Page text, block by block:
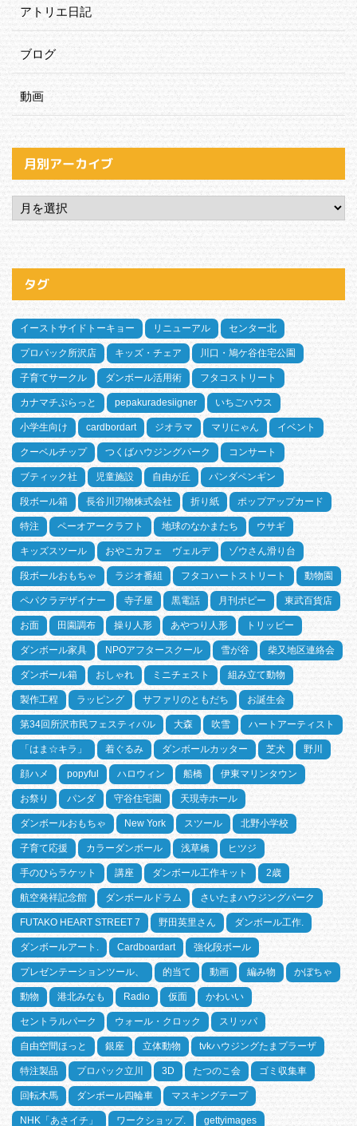
アトリエ日記
ブログ
動画
月別アーカイブ
タグ
イーストサイドトーキョー リニューアル センター北
プロパック所沢店 キッズ・チェア 川口・鳩ケ谷住宅公園
子育てサークル ダンボール活用術 フタコストリート
カナマチぷらっと pepakuradesiigner いちごハウス
小学生向け cardbordart ジオラマ マリにゃん イベント
クーベルチップ つくばハウジングパーク コンサート
ブティック社 児童施設 自由が丘 パンダペンギン
段ボール箱 長谷川刃物株式会社 折り紙 ポップアップカード
特注 ペーオアークラフト 地球のなかまたち ウサギ
キッズスツール おやこカフェ ヴェルデ ゾウさん滑り台
段ボールおもちゃ ラジオ番組 フタコハートストリート 動物園
ペパクラデザイナー 寺子屋 黒電話 月刊ポピー 東武百貨店
お面 田園調布 操り人形 あやつり人形 トリッピー
ダンボール家具 NPOアフタースクール 雪が谷 柴又地区連絡会
ダンボール箱 おしゃれ ミニチェスト 組み立て動物
製作工程 ラッピング サファリのともだち お誕生会
第34回所沢市民フェスティバル 大森 吹雪 ハートアーティスト
「はま☆キラ」 着ぐるみ ダンボールカッター 芝犬 野川
顔ハメ popyful ハロウィン 船橋 伊東マリンタウン
お祭り パンダ 守谷住宅園 天現寺ホール
ダンボールおもちゃ New York スツール 北野小学校
子育て応援 カラーダンボール 浅草橋 ヒツジ
手のひらラケット 講座 ダンボール工作キット 2歳
航空発祥記念館 ダンボールドラム さいたまハウジングパーク
FUTAKO HEART STREET 7 野田英里さん ダンボール工作.
ダンボールアート. Cardboardart 強化段ボール
プレゼンテーションツール、 的当て 動画 編み物 かぼちゃ
動物 港北みなも Radio 仮面 かわいい
セントラルパーク ウォール・クロック スリッパ
自由空間ほっと 銀座 立体動物 tvkハウジングたまプラーザ
特注製品 プロパック立川 3D たつのこ会 ゴミ収集車
回転木馬 ダンボール四輪車 マスキングテープ
NHK「あさイチ」 ワークショップ. gettyimages